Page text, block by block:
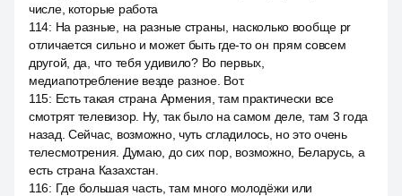
числе, которые работа
114: На разные, на разные страны, насколько вообще pr
отличается сильно и может быть где-то он прям совсем
другой, да, что тебя удивило? Во первых,
медиапотребление везде разное. Вот.
115: Есть такая страна Армения, там практически все
смотрят телевизор. Ну, так было на самом деле, там 3 года
назад. Сейчас, возможно, чуть сгладилось, но это очень
телесмотрения. Думаю, до сих пор, возможно, Беларусь, а
есть страна Казахстан.
116: Где большая часть, там много молодёжи или